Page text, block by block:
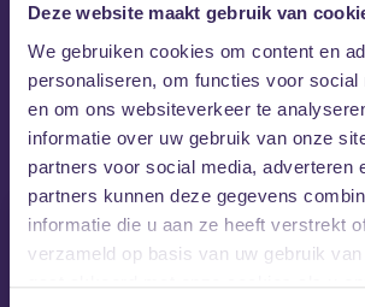
Deze website maakt gebruik van
We gebruiken cookies om content en
personaliseren, om functies voor social
en om ons websiteverkeer te
informatie over uw gebruik van onze
partners voor social media, adverteren
partners kunnen deze gegevens
informatie die u aan ze heeft verstrekt
verzameld op basis van uw gebruik
MEZZ tipt